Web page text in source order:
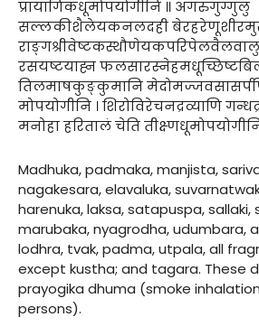
प्रायागिकधूमोपयोगीनि ॥ अगरुगुग्गुलु
सल्लकीशैलेयकनलदही
रसयष्टयाह्न
तिलमाषकुङ्कुमानि
मोपयोगीनि । शिरोविरेचनद्रव्याणि
मनोहा हरितालं चेति
Madhuka, padmaka, manjista,
nagakesara, elavaluka,
harenuka, laksa, satapuspa, sallaki,
marubaka, nyagrodha, udumbara,
lodhra, tvak, padma, utpala, all
except kustha; and tagara. These
prayogika dhuma (smoke
persons).